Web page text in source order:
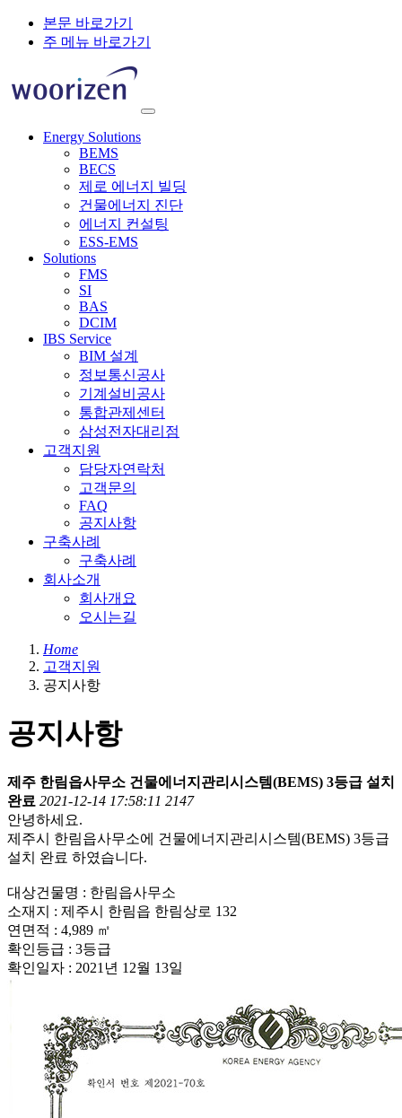
본문 바로가기
주 메뉴 바로가기
Energy Solutions
BEMS
BECS
제로 에너지 빌딩
건물에너지 진단
에너지 컨설팅
ESS-EMS
Solutions
FMS
SI
BAS
DCIM
IBS Service
BIM 설계
정보통신공사
기계설비공사
통합관제센터
삼성전자대리점
고객지원
담당자연락처
고객문의
FAQ
공지사항
구축사례
구축사례
회사소개
회사개요
오시는길
Home
고객지원
공지사항
공지사항
제주 한림읍사무소 건물에너지관리시스템(BEMS) 3등급 설치
완료 2021-12-14 17:58:11 2147
안녕하세요.
제주시 한림읍사무소에 건물에너지관리시스템(BEMS) 3등급
설치 완료 하였습니다.
대상건물명 : 한림읍사무소
소재지 : 제주시 한림읍 한림상로 132
연면적 : 4,989 ㎡
확인등급 : 3등급
확인일자 : 2021년 12월 13일